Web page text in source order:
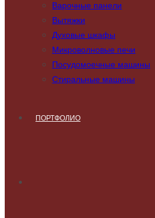
Варочные панели
Вытяжки
Духовые шкафы
Микроволновые печи
Посудомоечные машины
Стиральные машины
ПОРТФОЛИО